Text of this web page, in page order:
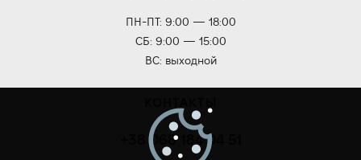
ПН-ПТ: 9:00 — 18:00
СБ: 9:00 — 15:00
ВС: выходной
+38 068 184 04 51